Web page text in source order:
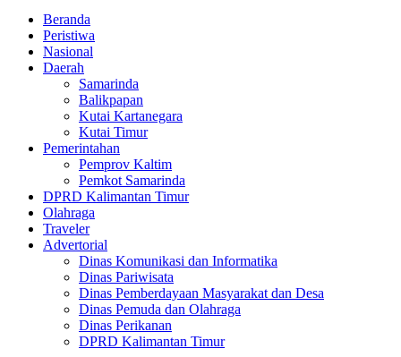
Beranda
Peristiwa
Nasional
Daerah
Samarinda
Balikpapan
Kutai Kartanegara
Kutai Timur
Pemerintahan
Pemprov Kaltim
Pemkot Samarinda
DPRD Kalimantan Timur
Olahraga
Traveler
Advertorial
Dinas Komunikasi dan Informatika
Dinas Pariwisata
Dinas Pemberdayaan Masyarakat dan Desa
Dinas Pemuda dan Olahraga
Dinas Perikanan
DPRD Kalimantan Timur